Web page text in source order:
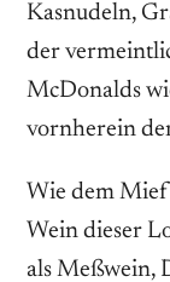
Kasnudeln,
der
McDonalds
vornherein
Wie dem Mief
Wein dieser
als Meßwein,